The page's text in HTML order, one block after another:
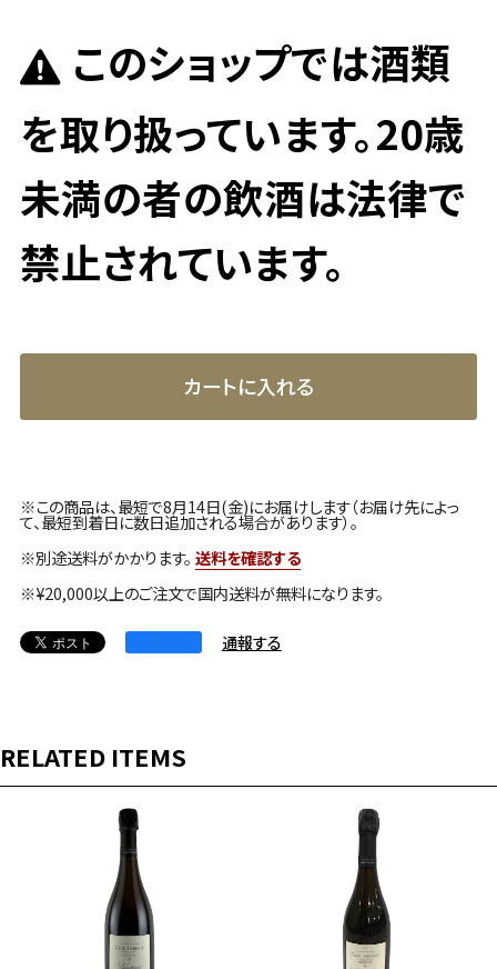
このショップでは酒類
を取り扱っています。20歳
未満の者の飲酒は法律で
禁止されています。
カートに入れる
※この商品は、最短で8月14日(金)にお届けします（お届け先によっ
て、最短到着日に数日追加される場合があります）。
※別途送料がかかります。 送料を確認する
※¥20,000以上のご注文で国内送料が無料になります。
通報する
RELATED ITEMS